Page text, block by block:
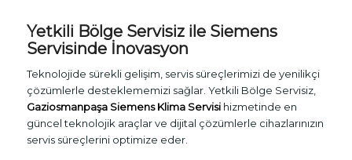
Yetkili Bölge Servisiz ile Siemens
Servisinde İnovasyon
Teknolojide sürekli gelişim, servis süreçlerimizi de yenilikçi
çözümlerle desteklememizi sağlar. Yetkili Bölge Servisiz,
Gaziosmanpaşa Siemens Klima Servisihizmetinde en
güncel teknolojik araçlar ve dijital çözümlerle cihazlarınızın
servis süreçlerini optimize eder.